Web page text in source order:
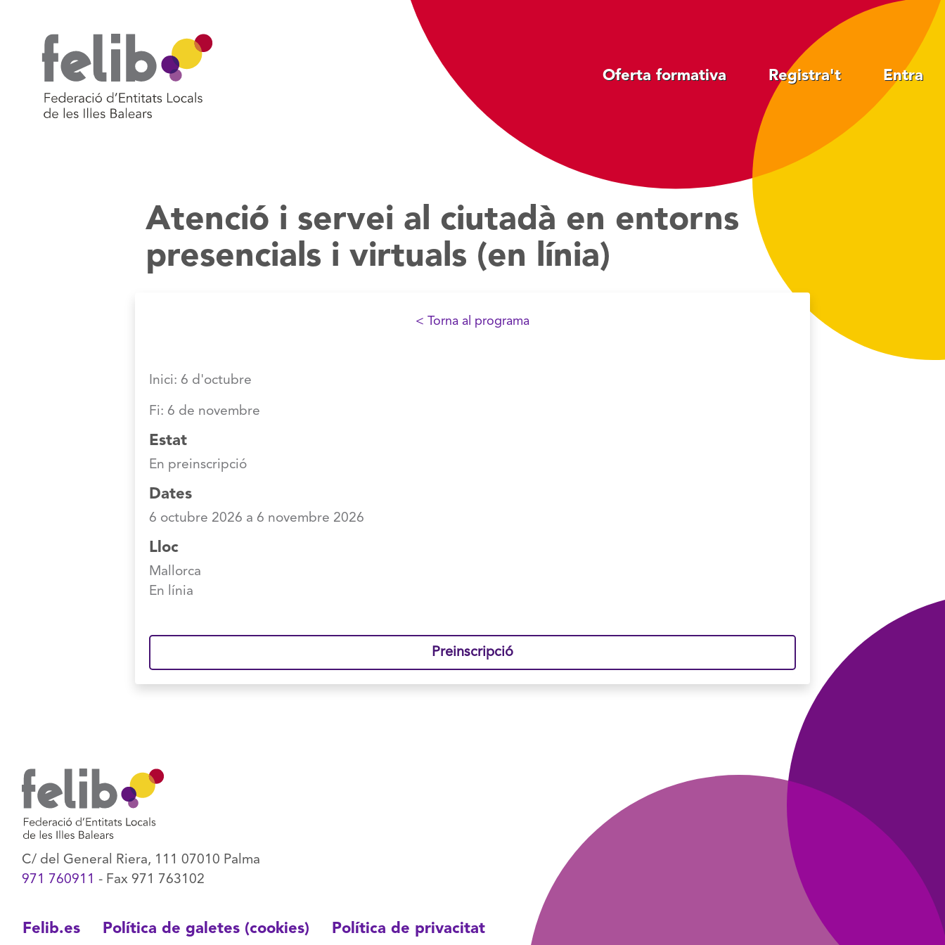
contingut
Oferta formativa Registra't Entra
Atenció i servei al ciutadà en entorns
presencials i virtuals (en línia)
< Torna al programa
Inici: 6 d'octubre
Fi: 6 de novembre
Estat
En preinscripció
Dates
6 octubre 2026 a 6 novembre 2026
Lloc
Mallorca
En línia
Preinscripció
C/ del General Riera, 111 07010 Palma
971 760911 - Fax 971 763102
Felib.es Política de galetes (cookies) Política de privacitat